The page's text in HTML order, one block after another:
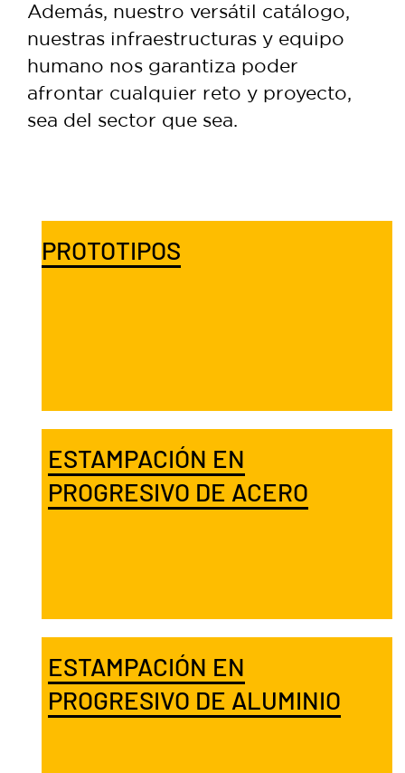
Además, nuestro versátil catálogo,
nuestras infraestructuras y equipo
humano nos garantiza poder
afrontar cualquier reto y proyecto,
sea del sector que sea.
PROTOTIPOS
ESTAMPACIÓN EN
PROGRESIVO DE ACERO
ESTAMPACIÓN EN
PROGRESIVO DE ALUMINIO